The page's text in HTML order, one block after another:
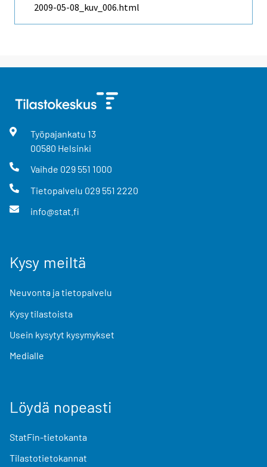
2009-05-08_kuv_006.html
Työpajankatu 13
00580 Helsinki
Vaihde 029 551 1000
Tietopalvelu 029 551 2220
info@stat.fi
Kysy meiltä
Neuvonta ja tietopalvelu
Kysy tilastoista
Usein kysytyt kysymykset
Medialle
Löydä nopeasti
StatFin-tietokanta
Tilastotietokannat